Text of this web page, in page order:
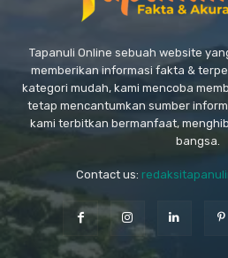
Tapanuli Online sebuah website
memberikan informasi fakta &
kategori mudah, kami mencoba
tetap mencantumkan sumber
kami terbitkan bermanfaat,
bangsa.
Contact us: